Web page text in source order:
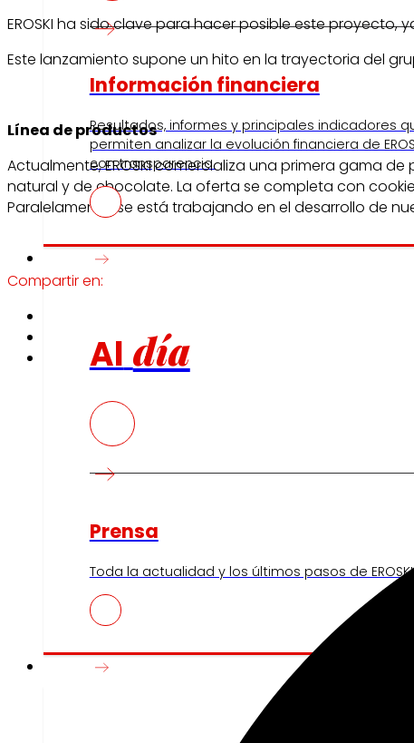
Información financiera
Resultados, informes y principales indicadores
permiten analizar la evolución financiera de
con transparencia.
Prensa
Al día
Prensa
Toda la actualidad y los últimos pasos de
Innovación
EROSKI ha sido clave para hacer posible este
Este lanzamiento supone un hito en la trayectoria del
Línea de productos
Actualmente, EROSKI comercializa una primera gama
natural y de chocolate. La oferta se completa con
Paralelamente, se está trabajando en el desarrollo de
Compartir en: